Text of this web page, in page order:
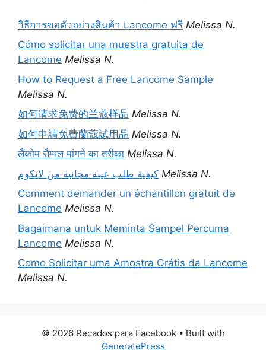
วิธีการขอตัวอย่างสินค้า Lancome ฟรี Melissa N.
Cómo solicitar una muestra gratuita de
Lancome Melissa N.
How to Request a Free Lancome Sample
Melissa N.
如何请求免费的兰蔻样品 Melissa N.
如何申請免費蘭蔻試用品 Melissa N.
लैंकोम सैम्पल मांगने का तरीका Melissa N.
كيفية طلب عينة مجانية من لانكوم Melissa N.
Comment demander un échantillon gratuit de
Lancome Melissa N.
Bagaimana untuk Meminta Sampel Percuma
Lancome Melissa N.
Como Solicitar uma Amostra Grátis da Lancome
Melissa N.
© 2026 Recados para Facebook• Built with
GeneratePress